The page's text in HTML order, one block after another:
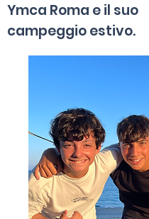
Ymca Roma e il suo
campeggio estivo.